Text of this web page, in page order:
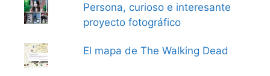
Persona, curioso e interesante
proyecto fotográfico
El mapa de The Walking Dead